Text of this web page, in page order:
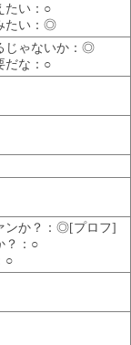
たい：○
たい：◎
じゃないか：◎
だな：○
ンか？：◎[プロフ]
？：○
○